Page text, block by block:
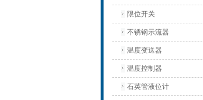
限位开关
不锈钢示流器
温度变送器
温度控制器
石英管液位计